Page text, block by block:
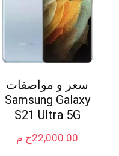
سعر و مواصفات
Samsung Galaxy
S21 Ultra 5G
ج.م22,000.00